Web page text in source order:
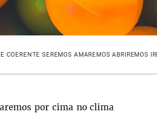
SEREMOS AMAREMOS ABRIREMOS
por cima no clima